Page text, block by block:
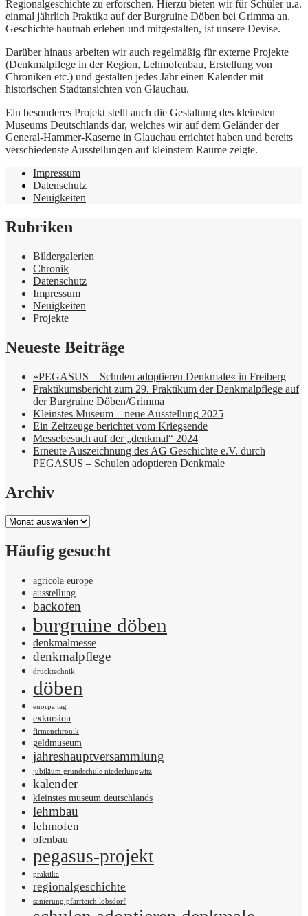
Regionalgeschichte zu erforschen. Hierzu bieten wir für Schüler u.a.
einmal jährlich Praktika auf der Burgruine Döben bei Grimma an.
Geschichte hautnah erleben und mitgestalten, ist unsere Devise.
Darüber hinaus arbeiten wir auch regelmäßig für externe Projekte
(Denkmalpflege in der Region, Lehmofenbau, Erstellung von
Chroniken etc.) und gestalten jedes Jahr einen Kalender mit
historischen Stadtansichten von Glauchau.
Ein besonderes Projekt stellt auch die Gestaltung des kleinsten
Museums Deutschlands dar, welches wir auf dem Geländer der
General-Hammer-Kaserne in Glauchau errichtet haben und bereits
verschiedenste Ausstellungen auf kleinstem Raume zeigte.
Impressum
Datenschutz
Neuigkeiten
Rubriken
Bildergalerien
Chronik
Datenschutz
Impressum
Neuigkeiten
Projekte
Neueste Beiträge
»PEGASUS – Schulen adoptieren Denkmale« in Freiberg
Praktikumsbericht zum 29. Praktikum der Denkmalpflege auf
der Burgruine Döben/Grimma
Kleinstes Museum – neue Ausstellung 2025
Ein Zeitzeuge berichtet vom Kriegsende
Messebesuch auf der „denkmal“ 2024
Erneute Auszeichnung des AG Geschichte e.V. durch
PEGASUS – Schulen adoptieren Denkmale
Archiv
Archiv
Häufig gesucht
agricola europe
ausstellung
backofen
burgruine döben
denkmalmesse
denkmalpflege
drucktechnik
döben
euorpa tag
exkursion
firmenchronik
geldmuseum
jahreshauptversammlung
jubiläum grundschule niederlungwitz
kalender
kleinstes museum deutschlands
lehmbau
lehmofen
ofenbau
pegasus-projekt
praktika
regionalgeschichte
sanierung pfarrteich lobsdorf